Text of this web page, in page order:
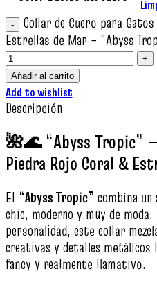
Collar de Cuero para
Estrellas de Mar – “Abyss
Añadir al carrito
Add to wishlist
Descripción
🌺🌊 “Abyss Tropic”
Piedra Rojo Coral &
El “Abyss Tropic” combina
chic, moderno y muy de
personalidad, este collar
creativas y detalles metálicos
fancy y realmente llamativo.